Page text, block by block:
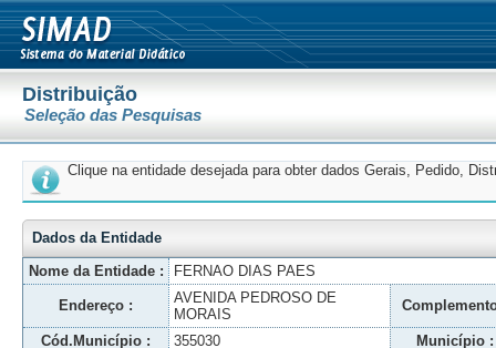
Distribuição
Seleção das Pesquisas
Clique na entidade desejada para obter dados Gerais, Pedido,
Dados da Entidade
Nome da Entidade :
FERNAO DIAS PAES
Endereço :
AVENIDA PEDROSO DE
MORAIS
Cód.Município : 355030 Município :